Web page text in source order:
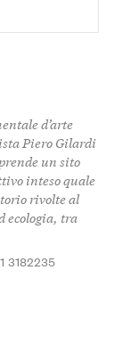
d’arte
Piero Gilardi
un sito
inteso quale
rivolte al
ecologia, tra
3182235